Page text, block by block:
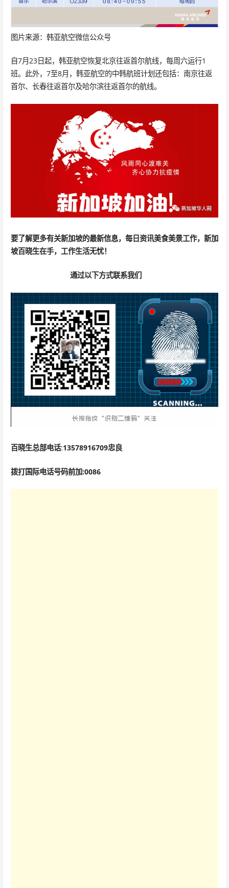
图片来源：韩亚航空微信公众号
自7月23日起，韩亚航空恢复北京往返首尔航线，每周六运行1
班。此外，7至8月，韩亚航空的中韩航班计划还包括：南京往返
首尔、长春往返首尔及哈尔滨往返首尔的航线。
要了解更多有关新加坡的最新信息， 每日资讯美食美景工作，新加
坡百晓生在手，工作生活无忧！
通过以下方式联系我们
百晓生总部电话:13578916709忠良
拨打国际电话号码前加:0086